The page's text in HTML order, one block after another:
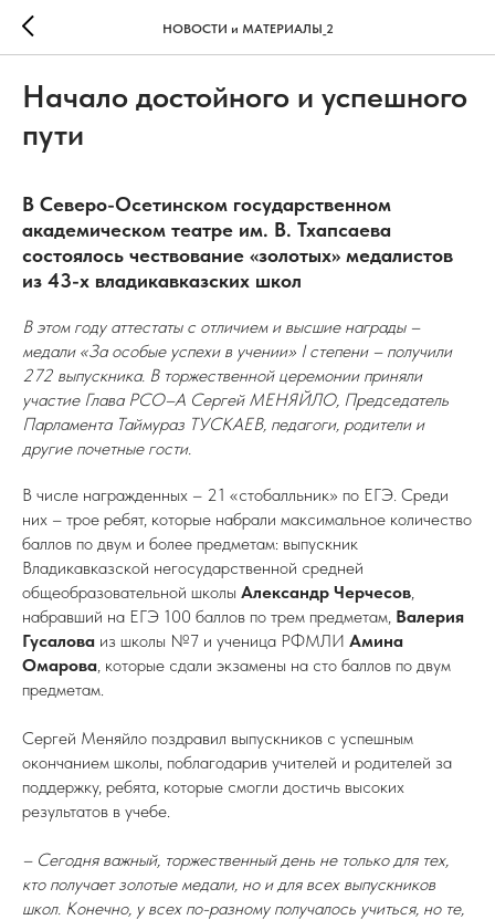
НОВОСТИ и МАТЕРИАЛЫ_2
Начало достойного и успешного
пути
В Северо-Осетинском государственном
академическом театре им. В. Тхапсаева
состоялось чествование «золотых» медалистов
из 43-х владикавказских школ
В этом году аттестаты с отличием и высшие награды –
медали «За особые успехи в учении» I степени – получили
272 выпускника. В торжественной церемонии приняли
участие Глава РСО–А Сергей МЕНЯЙЛО, Председатель
Парламента Таймураз ТУСКАЕВ, педагоги, родители и
другие почетные гости.
В числе награжденных – 21 «стобалльник» по ЕГЭ. Среди
них – трое ребят, которые набрали максимальное количество
баллов по двум и более предметам: выпускник
Владикавказской негосударственной средней
общеобразовательной школы Александр Черчесов,
набравший на ЕГЭ 100 баллов по трем предметам, Валерия
Гусалова из школы №7 и ученица РФМЛИ Амина
Омарова, которые сдали экзамены на сто баллов по двум
предметам.
Сергей Меняйло поздравил выпускников с успешным
окончанием школы, поблагодарив учителей и родителей за
поддержку, ребята, которые смогли достичь высоких
результатов в учебе.
– Сегодня важный, торжественный день не только для тех,
кто получает золотые медали, но и для всех выпускников
школ. Конечно, у всех по-разному получалось учиться, но те,